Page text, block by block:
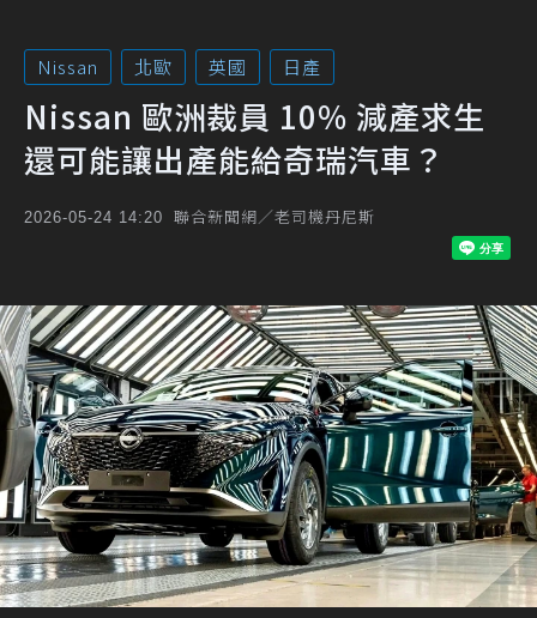
Nissan 北歐 英國 日產
Nissan 歐洲裁員 10% 減產求生
還可能讓出產能給奇瑞汽車？
2026-05-24 14:20 聯合新聞網／老司機丹尼斯